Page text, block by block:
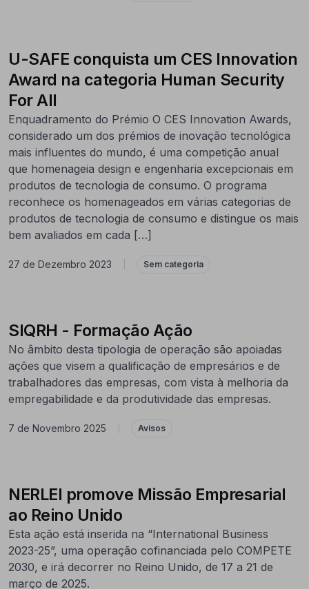
U-SAFE conquista um CES Innovation
Award na categoria Human Security
For All
Enquadramento do Prémio O CES Innovation Awards,
considerado um dos prémios de inovação tecnológica
mais influentes do mundo, é uma competição anual
que homenageia design e engenharia excepcionais em
produtos de tecnologia de consumo. O programa
reconhece os homenageados em várias categorias de
produtos de tecnologia de consumo e distingue os mais
bem avaliados em cada […]
27 de Dezembro 2023 Sem categoria
SIQRH - Formação Ação
No âmbito desta tipologia de operação são apoiadas
ações que visem a qualificação de empresários e de
trabalhadores das empresas, com vista à melhoria da
empregabilidade e da produtividade das empresas.
7 de Novembro 2025 Avisos
NERLEI promove Missão Empresarial
ao Reino Unido
Esta ação está inserida na “International Business
2023-25”, uma operação cofinanciada pelo COMPETE
2030, e irá decorrer no Reino Unido, de 17 a 21 de
março de 2025.